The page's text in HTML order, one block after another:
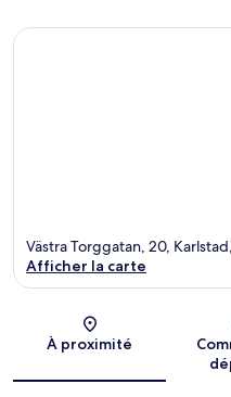
Västra Torggatan, 20,
Afficher la carte
À proximité